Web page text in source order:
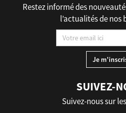
Restez informé des
l’actualités de nos
SUIVEZ-
Suivez-nous sur